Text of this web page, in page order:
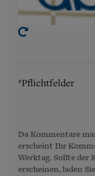
*Pflichtfelder
Da Kommentare
erscheint Ihr
Werktag. Sollte der
erscheinen, laden